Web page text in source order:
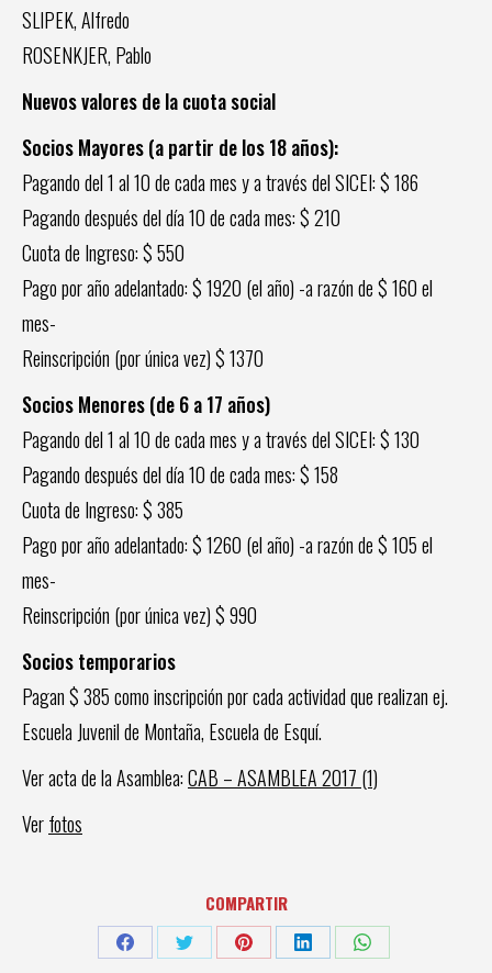
SLIPEK, Alfredo
ROSENKJER, Pablo
Nuevos valores de la cuota social
Socios Mayores (a partir de los 18 años):
Pagando del 1 al 10 de cada mes y a través del SICEI: $ 186
Pagando después del día 10 de cada mes: $ 210
Cuota de Ingreso: $ 550
Pago por año adelantado: $ 1920 (el año) -a razón de $ 160 el
mes-
Reinscripción (por única vez) $ 1370
Socios Menores (de 6 a 17 años)
Pagando del 1 al 10 de cada mes y a través del SICEI: $ 130
Pagando después del día 10 de cada mes: $ 158
Cuota de Ingreso: $ 385
Pago por año adelantado: $ 1260 (el año) -a razón de $ 105 el
mes-
Reinscripción (por única vez) $ 990
Socios temporarios
Pagan $ 385 como inscripción por cada actividad que realizan ej.
Escuela Juvenil de Montaña, Escuela de Esquí.
Ver acta de la Asamblea:CAB – ASAMBLEA 2017 (1)
Verfotos
COMPARTIR
Share
Share
Share
Share
Share